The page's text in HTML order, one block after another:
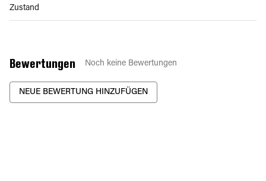
Zustand
Bewertungen Noch keine Bewertungen
NEUE BEWERTUNG HINZUFÜGEN